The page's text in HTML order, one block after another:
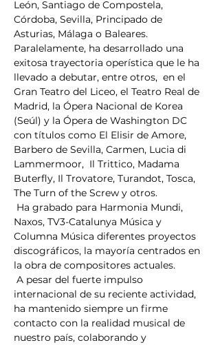
León, Santiago de Compostela,
Córdoba, Sevilla, Principado de
Asturias, Málaga o Baleares.
Paralelamente, ha desarrollado una
exitosa trayectoria operística que le ha
llevado a debutar, entre otros,  en el
Gran Teatro del Liceo, el Teatro Real de
Madrid, la Ópera Nacional de Korea
(Seúl) y la Ópera de Washington DC
con títulos como El Elisir de Amore,
Barbero de Sevilla, Carmen, Lucia di
Lammermoor,  Il Trittico, Madama
Buterfly, Il Trovatore, Turandot, Tosca,
The Turn of the Screw y otros.
Naxos, TV3-Catalunya Música y
Columna Música diferentes proyectos
discográficos, la mayoría centrados en
la obra de compositores actuales.
internacional de su reciente actividad,
ha mantenido siempre un firme
contacto con la realidad musical de
nuestro país, colaborando y